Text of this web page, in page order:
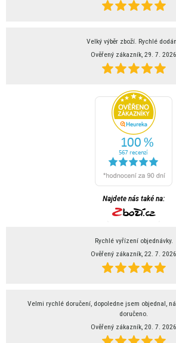
Velký výběr zboží. Rychlé
Ověřený zákazník, 29. 7. 2026
Najdete nás také na:
Rychlé vyřízení objednávky.
Ověřený zákazník, 22. 7. 2026
Velmi rychlé doručení, dopoledne jsem objednal,
doručeno.
Ověřený zákazník, 20. 7. 2026